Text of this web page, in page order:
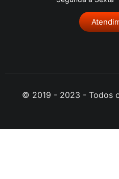
© 2019 - 2023 - Todos